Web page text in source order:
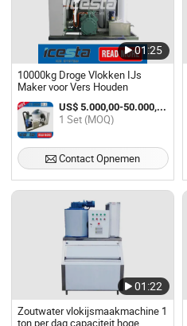
01:25
10000kg Droge Vlokken IJs
Maker voor Vers Houden
US$ 5.000,00-50.000,00 / Set
1 Set (MOQ)
Contact Opnemen
01:22
Zoutwater vlokijsmaakmachine 1
ton per dag capaciteit hoge